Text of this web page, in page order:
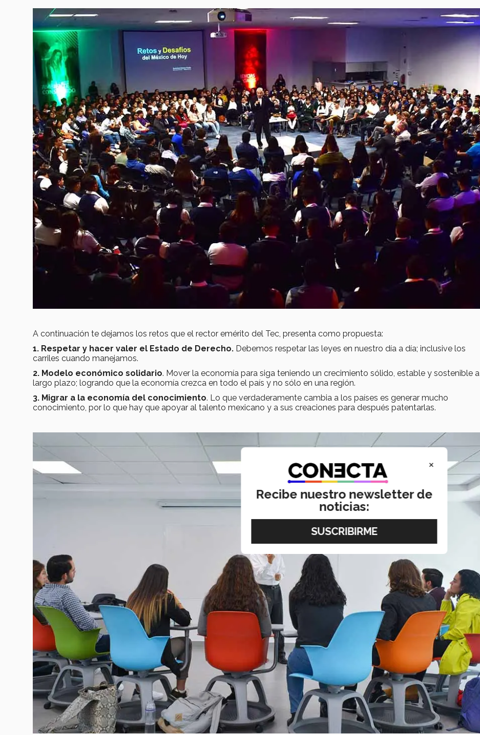
A continuación te dejamos los retos que el rector emérito del Tec, presenta como propuesta:
1. Respetar y hacer valer el Estado de Derecho. Debemos respetar las leyes en nuestro día a día; inclusive los
carriles cuando manejamos.
2. Modelo económico solidario. Mover la economía para siga teniendo un crecimiento sólido, estable y sostenible a
largo plazo; logrando que la economía crezca en todo el país y no sólo en una región.
3. Migrar a la economía del conocimiento. Lo que verdaderamente cambia a los países es generar mucho
conocimiento, por lo que hay que apoyar al talento mexicano y a sus creaciones para después patentarlas.
×
Recibe nuestro newsletter de
noticias: